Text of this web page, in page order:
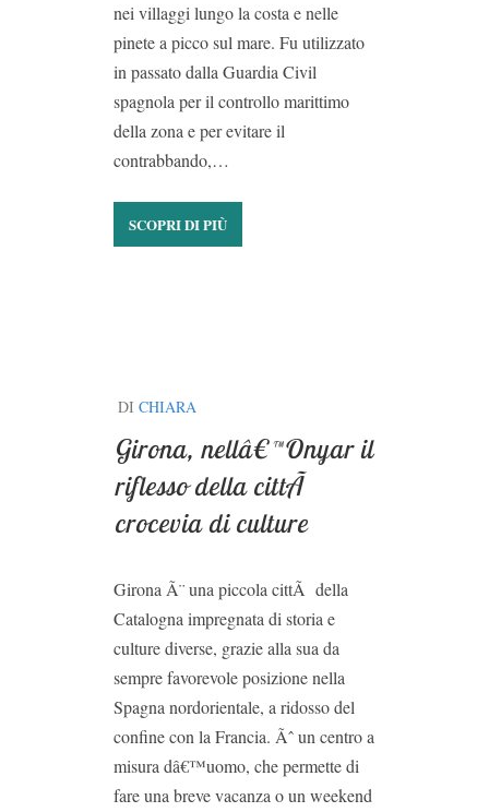
nei villaggi lungo la costa e nelle
pinete a picco sul mare. Fu utilizzato
in passato dalla Guardia Civil
spagnola per il controllo marittimo
della zona e per evitare il
contrabbando,…
SCOPRI DI PIÙ
DI CHIARA
Girona, nellâ€™Onyar il
riflesso della cittÃ
crocevia di culture
Girona Ã¨ una piccola cittÃ della
Catalogna impregnata di storia e
culture diverse, grazie alla sua da
sempre favorevole posizione nella
Spagna nordorientale, a ridosso del
confine con la Francia. Ãˆ un centro a
misura dâ€™uomo, che permette di
fare una breve vacanza o un weekend